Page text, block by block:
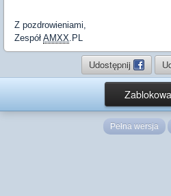
Z pozdrowieniami,
Zespół AMXX.PL
Udostępnij
Pełna wersja